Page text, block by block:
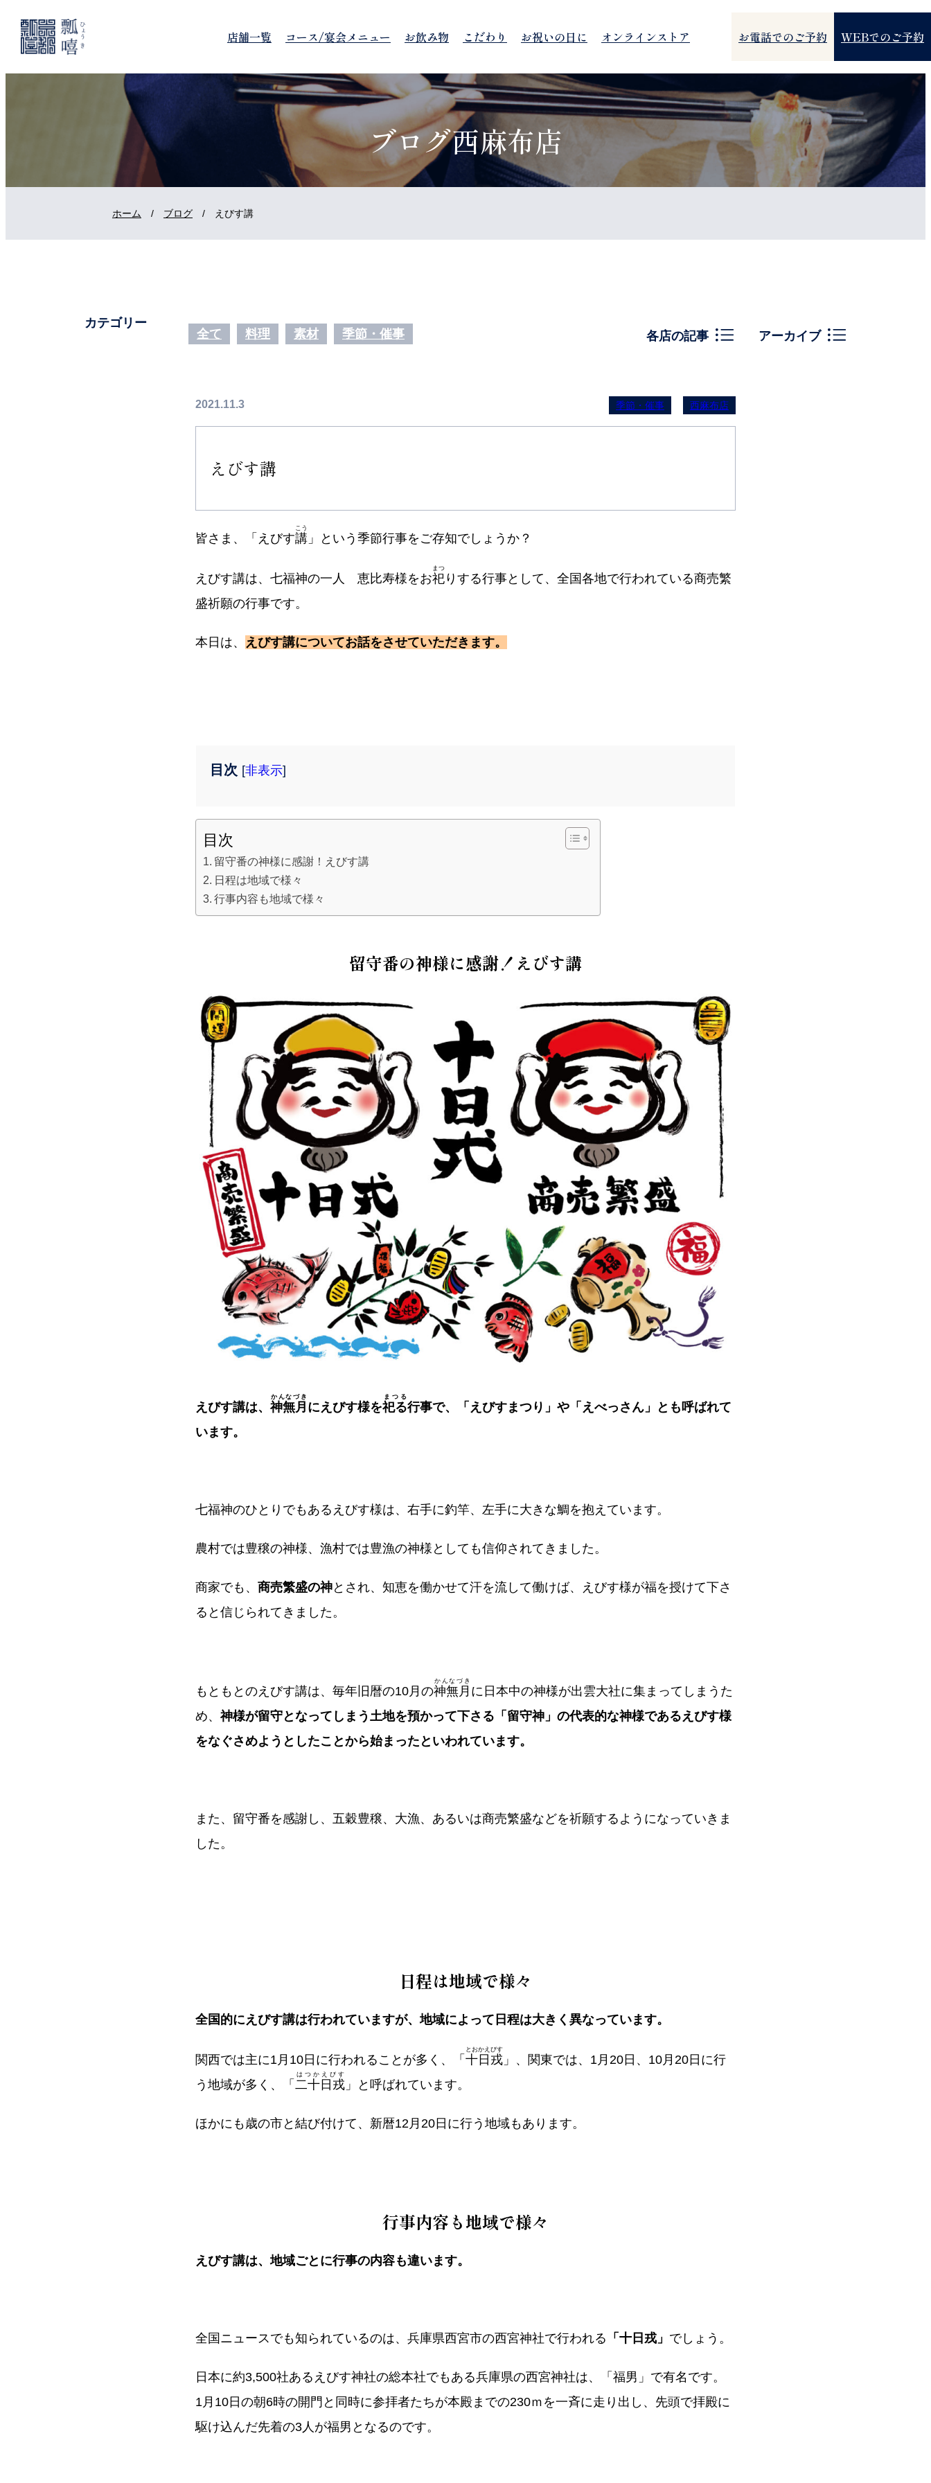
店舗一覧 コース/宴会メニュー お飲み物 こだわり お祝いの日に オンラインストア お電話でのご予約 WEBでのご予約
ブログ西麻布店
ホーム / ブログ / えびす講
カテゴリー
全て
料理 素材 季節・催事 各店の記事 アーカイブ
2021.11.3 季節・催事 西麻布店
えびす講
皆さま、「えびす講
こう
」という季節行事をご存知でしょうか？
えびす講は、七福神の一人 恵比寿様をお祀
まつ
りする行事として、全国各地で行われている商売繁
盛祈願の行事です。
本日は、 えびす講についてお話をさせていただきます。
目次 [非表示]
目次
留守番の神様に感謝！えびす講
日程は地域で様々
行事内容も地域で様々
留守番の神様に感謝！えびす講
えびす講は、 神無月
かんなづき
にえびす様を祀る
まつる
行事で、「えびすまつり」や「えべっさん」とも呼ばれて
います。
七福神のひとりでもあるえびす様は、右手に釣竿、左手に大きな鯛を抱えています。
農村では豊穣の神様、漁村では豊漁の神様としても信仰されてきました。
商家でも、 商売繁盛の神とされ、知恵を働かせて汗を流して働けば、えびす様が福を授けて下さ
ると信じられてきました。
もともとのえびす講は、毎年旧暦の10月の神無月
かんなづき
に日本中の神様が出雲大社に集まってしまうた
め、 神様が留守となってしまう土地を預かって下さる「留守神」の代表的な神様であるえびす様
をなぐさめようとしたことから始まったといわれています。
また、留守番を感謝し、五穀豊穣、大漁、あるいは商売繁盛などを祈願するようになっていきま
した。
日程は地域で様々
全国的にえびす講は行われていますが、地域によって日程は大きく異なっています。
関西では主に1月10日に行われることが多く、「 十日戎
とおかえびす
」、関東では、1月20日、10月20日に行
う地域が多く、「 二十日戎
はつかえびす
」と呼ばれています。
ほかにも歳の市と結び付けて、新暦12月20日に行う地域もあります。
行事内容も地域で様々
えびす講は、地域ごとに行事の内容も違います。
全国ニュースでも知られているのは、兵庫県西宮市の西宮神社で行われる 「十日 戎 」 でしょう。
日本に約3,500社あるえびす神社の総本社でもある兵庫県の西宮神社は、「福男」で有名です。
1月10日の朝6時の開門と同時に参拝者たちが本殿までの230ｍを一斉に走り出し、先頭で拝殿に
駆け込んだ先着の3人が福男となるのです。